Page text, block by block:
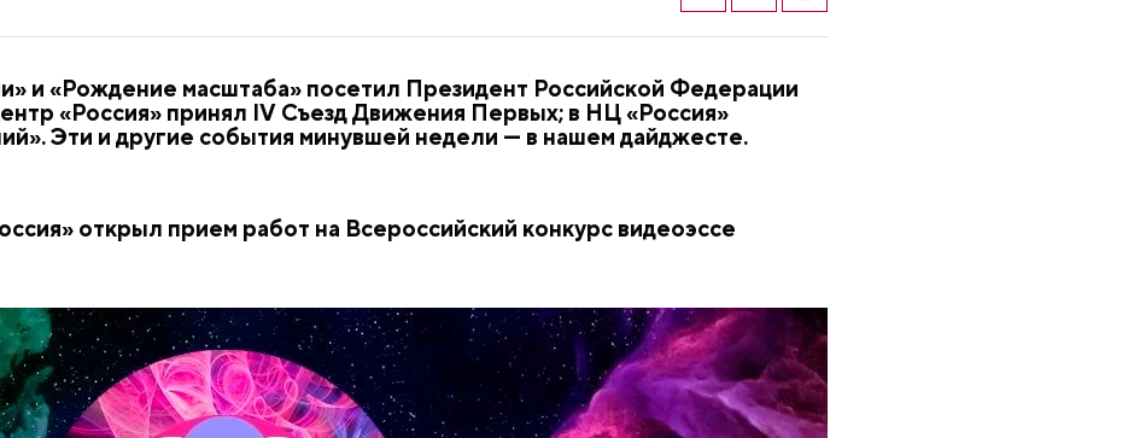
и «Рождение масштаба» посетил Президент Российской Федерации
«Россия» принял IV Съезд Движения Первых; в НЦ «Россия»
Эти и другие события минувшей недели — в нашем дайджесте.
открыл прием работ на Всероссийский конкурс видеоэссе